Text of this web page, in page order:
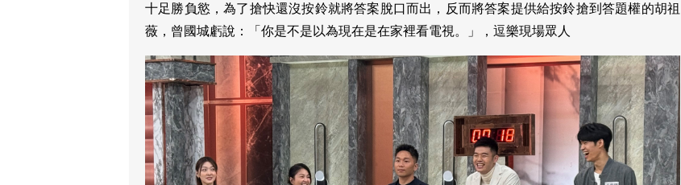
十足勝負慾，為了搶快還沒按鈴就將答案脫口而出，反而將答案提供給按鈴搶到答題權的胡祖
薇，曾國城虧說：「你是不是以為現在是在家裡看電視。」，逗樂現場眾人